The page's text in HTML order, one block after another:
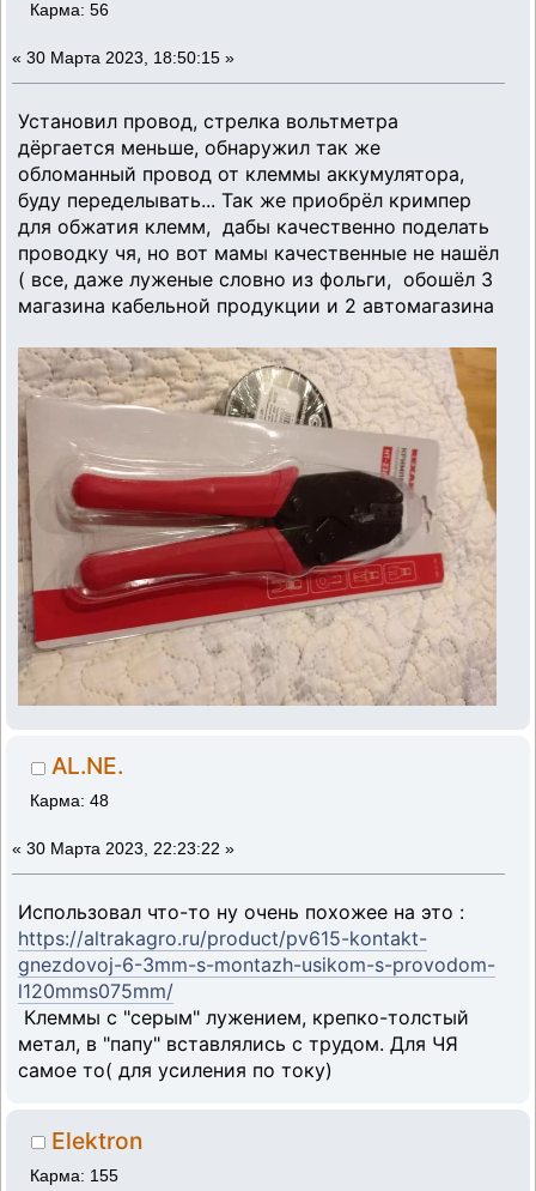
Карма: 56
« 30 Марта 2023, 18:50:15 »
Установил провод, стрелка вольтметра
дёргается меньше, обнаружил так же
обломанный провод от клеммы аккумулятора,
буду переделывать... Так же приобрёл кримпер
для обжатия клемм, дабы качественно поделать
проводку чя, но вот мамы качественные не нашёл
( все, даже луженые словно из фольги, обошёл 3
магазина кабельной продукции и 2 автомагазина
AL.NE.
Карма: 48
« 30 Марта 2023, 22:23:22 »
Использовал что-то ну очень похожее на это :
https://altrakagro.ru/product/pv615-kontakt-
gnezdovoj-6-3mm-s-montazh-usikom-s-provodom-
l120mms075mm/
Клеммы с "серым" лужением, крепко-толстый
метал, в "папу" вставлялись с трудом. Для ЧЯ
самое то( для усиления по току)
Elektron
Карма: 155